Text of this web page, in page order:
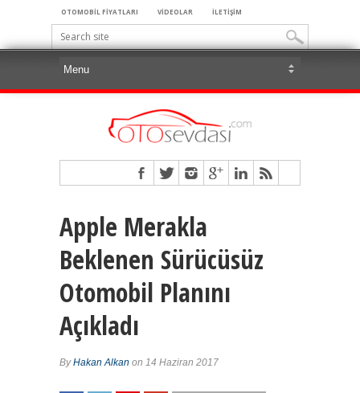
OTOMOBİL FİYATLARI VİDEOLAR İLETİŞİM
Apple Merakla
Beklenen Sürücüsüz
Otomobil Planını
Açıkladı
ByHakan Alkan on 14 Haziran 2017